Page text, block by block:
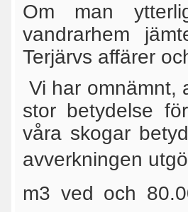
Om man
vandrarhem
Terjärvs affärer
Vi har omnämnt,
stor betydelse
våra skogar
avverkningen
m3 ved och